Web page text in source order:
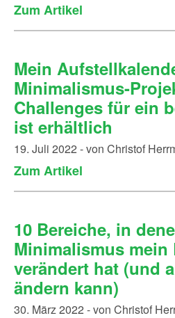
Zum Artikel
Mein
Minimalismus-
Challenges für ein
ist erhältlich
19. Juli 2022 - von Christof
Zum Artikel
10 Bereiche, in
Minimalismus mein
verändert hat (und
ändern kann)
30. März 2022 - von Christof